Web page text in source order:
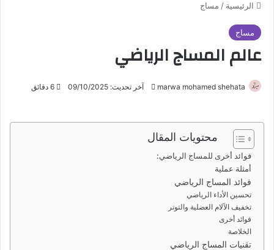
الرئيسية / مساج
مساج
عالم المساج الرياضي
marwa mohamed shehata
ب
آخر تحديث: 09/10/2025
محتويات المقال
فوائد أخرى للمساج الرياضي:
أمثلة عملية
فوائد المساج الرياضي
تحسين الأداء الرياضي
تخفيف الآلام العضلية والتوتر
فوائد أخرى
الخلاصة
تقنيات المساج الرياضي